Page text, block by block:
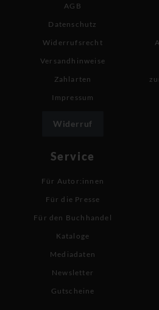
AGB
Datenschutz
Widerrufsrecht
Versandhinweise
Zahlarten
Impressum
Widerruf
Service
Für Autor:innen
Für die Presse
Für den Buchhandel
Kataloge
Mediadaten
Newsletter
Gutscheine